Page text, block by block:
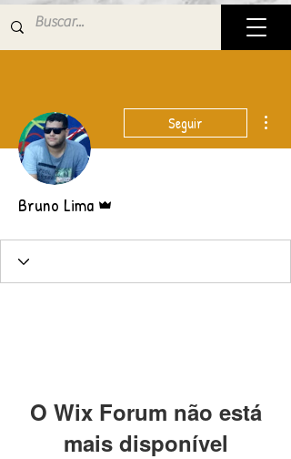
Seguir
Bruno Lima
O Wix Forum não está
mais disponível